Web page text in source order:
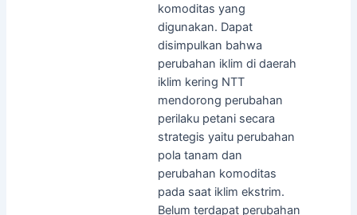
komoditas yang
digunakan. Dapat
disimpulkan bahwa
perubahan iklim di daerah
iklim kering NTT
mendorong perubahan
perilaku petani secara
strategis yaitu perubahan
pola tanam dan
perubahan komoditas
pada saat iklim ekstrim.
Belum terdapat perubahan